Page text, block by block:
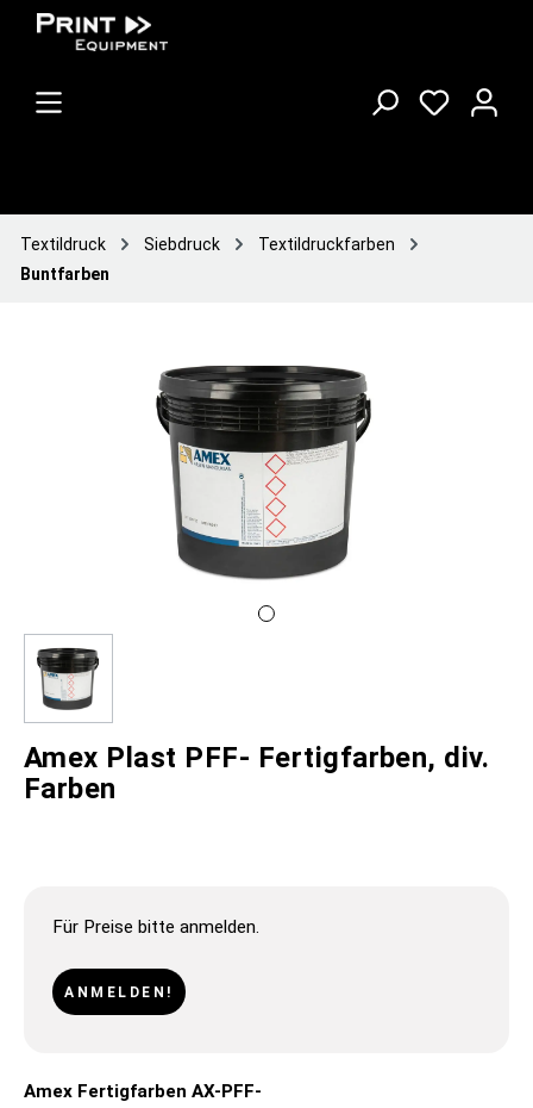
Textildruck Siebdruck
Textildruckfarben
Buntfarben
Amex Plast PFF- Fertigfarben, div.
Farben
Für Preise bitte anmelden.
ANMELDEN!
Amex Fertigfarben AX-PFF-